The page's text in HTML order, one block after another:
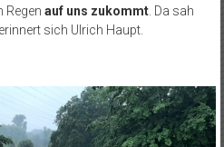
Regen auf uns zukommt. Da sah
sich Ulrich Haupt.